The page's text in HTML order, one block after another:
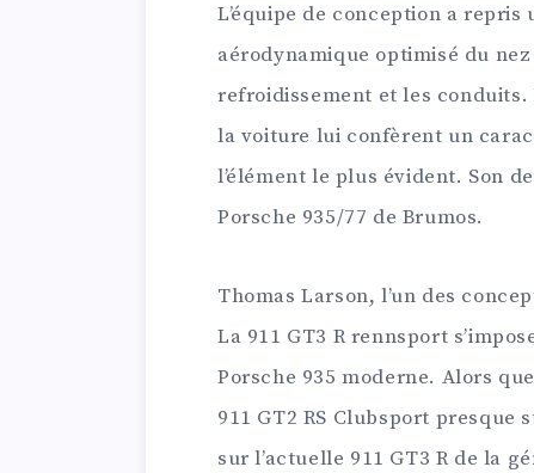
L’équipe de conception a
aérodynamique optimisé du
refroidissement et les conduits.
la voiture lui confèrent un
l’élément le plus évident. Son
Porsche 935/77 de Brumos.
Thomas Larson, l’un des
La 911 GT3 R rennsport
Porsche 935 moderne. Alors
911 GT2 RS Clubsport presque
sur l’actuelle 911 GT3 R de la